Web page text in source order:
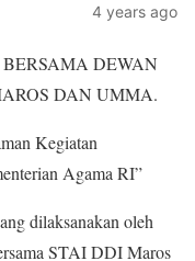
4 years ago
DEWAN
DAN UMMA.
Kegiatan
Agama RI”
dilaksanakan oleh
STAI DDI Maros